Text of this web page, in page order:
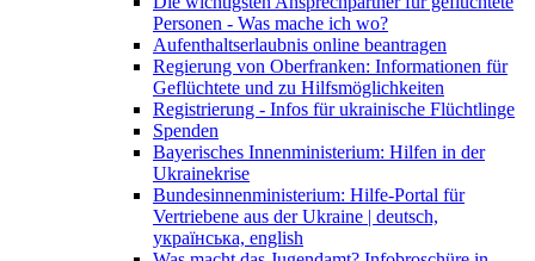
Personen - Was mache ich wo?
Aufenthaltserlaubnis online beantragen
Regierung von Oberfranken: Informationen für
Geflüchtete und zu Hilfsmöglichkeiten
Registrierung - Infos für ukrainische Flüchtlinge
Spenden
Bayerisches Innenministerium: Hilfen in der
Ukrainekrise
Bundesinnenministerium: Hilfe-Portal für
Vertriebene aus der Ukraine | deutsch,
українська, english